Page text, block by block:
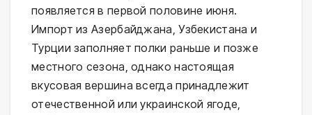
появляется в первой половине июня.
Импорт из Азербайджана, Узбекистана и
Турции заполняет полки раньше и позже
местного сезона, однако настоящая
вкусовая вершина всегда принадлежит
отечественной или украинской ягоде,